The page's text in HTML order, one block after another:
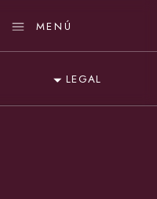
MENÚ
LEGAL